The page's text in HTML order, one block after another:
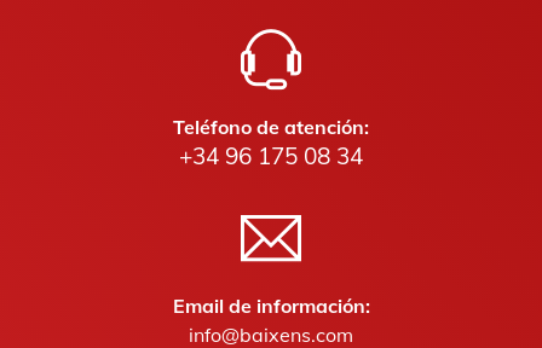
Teléfono de atención:
+34 96 175 08 34
Email de información:
info@baixens.com